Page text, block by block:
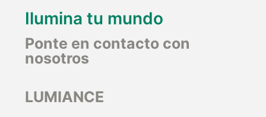
Ilumina tu mundo
Ponte en contacto con
nosotros
LUMIANCE